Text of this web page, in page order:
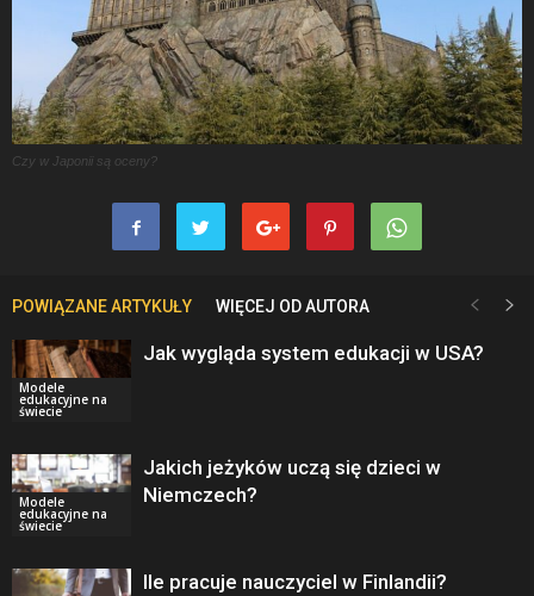
Czy w Japonii są oceny?
POWIĄZANE ARTYKUŁY WIĘCEJ OD AUTORA
Modele
edukacyjne na
świecie
Jak wygląda system edukacji w USA?
Modele
edukacyjne na
świecie
Jakich jeżyków uczą się dzieci w
Niemczech?
Ile pracuje nauczyciel w Finlandii?